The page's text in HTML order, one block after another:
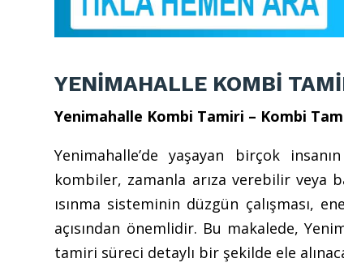
YENİMAHALLE KOMBİ
Yenimahalle Kombi Tamiri – Kombi
Yenimahalle’de yaşayan birçok
kombiler, zamanla arıza verebilir veya
ısınma sisteminin düzgün çalışması,
açısından önemlidir. Bu makalede,
tamiri süreci detaylı bir şekilde ele